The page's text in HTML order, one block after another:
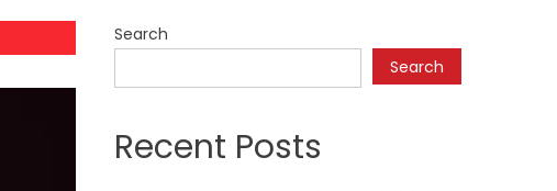
നീക്കി അപകട മേഖലകളിലെ ജനങ്ങളെ
Search
Search
Recent Posts